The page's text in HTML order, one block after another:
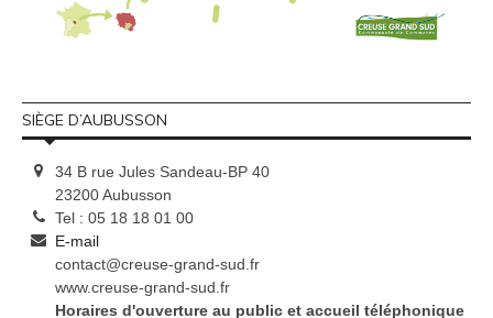
SIÈGE D’AUBUSSON
34 B rue Jules Sandeau-BP 40
23200 Aubusson
Tel : 05 18 18 01 00
E-mail
contact@creuse-grand-sud.fr
www.creuse-grand-sud.fr
Horaires d'ouverture au public et accueil téléphonique